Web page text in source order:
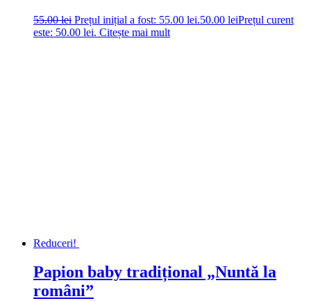
55.00lei Prețul inițial a fost: 55.00 lei.50.00 leiPrețul curent
este: 50.00 lei. Citește mai mult
Reduceri!
Papion baby tradițional „Nuntă la
români”